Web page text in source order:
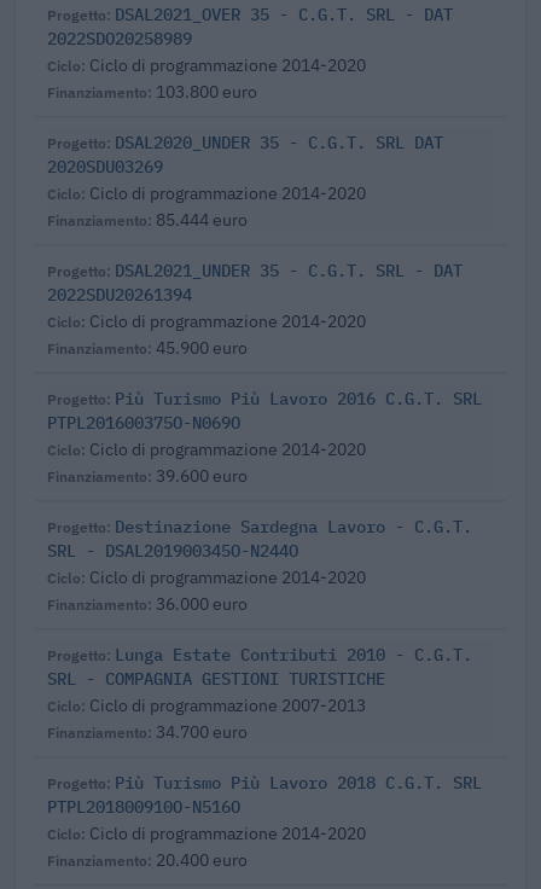
DSAL2021_OVER 35 - C.G.T. SRL - DAT
2022SDO20258989
Ciclo di programmazione 2014-2020
103.800 euro
DSAL2020_UNDER 35 - C.G.T. SRL DAT
2020SDU03269
Ciclo di programmazione 2014-2020
85.444 euro
DSAL2021_UNDER 35 - C.G.T. SRL - DAT
2022SDU20261394
Ciclo di programmazione 2014-2020
45.900 euro
Più Turismo Più Lavoro 2016 C.G.T. SRL
PTPL201600375O-N069O
Ciclo di programmazione 2014-2020
39.600 euro
Destinazione Sardegna Lavoro - C.G.T.
SRL - DSAL201900345O-N244O
Ciclo di programmazione 2014-2020
36.000 euro
Lunga Estate Contributi 2010 - C.G.T.
SRL - COMPAGNIA GESTIONI TURISTICHE
Ciclo di programmazione 2007-2013
34.700 euro
Più Turismo Più Lavoro 2018 C.G.T. SRL
PTPL201800910O-N516O
Ciclo di programmazione 2014-2020
20.400 euro